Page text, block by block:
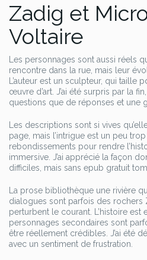
Zadig et
Voltaire
Les personnages sont aussi réels
rencontre dans la rue, mais leur
L’auteur est un sculpteur, qui taille
œuvre d’art. J’ai été surpris par la
questions que de réponses et une
Les descriptions sont si vives
page, mais l’intrigue est un peu
rebondissements pour rendre
immersive. J’ai apprécié la façon
difficiles, mais sans epub gratuit
La prose bibliothèque une rivière
dialogues sont parfois des rochers
perturbent le courant. L’histoire est
personnages secondaires sont
être réellement crédibles. J’ai été
avec un sentiment de frustration.